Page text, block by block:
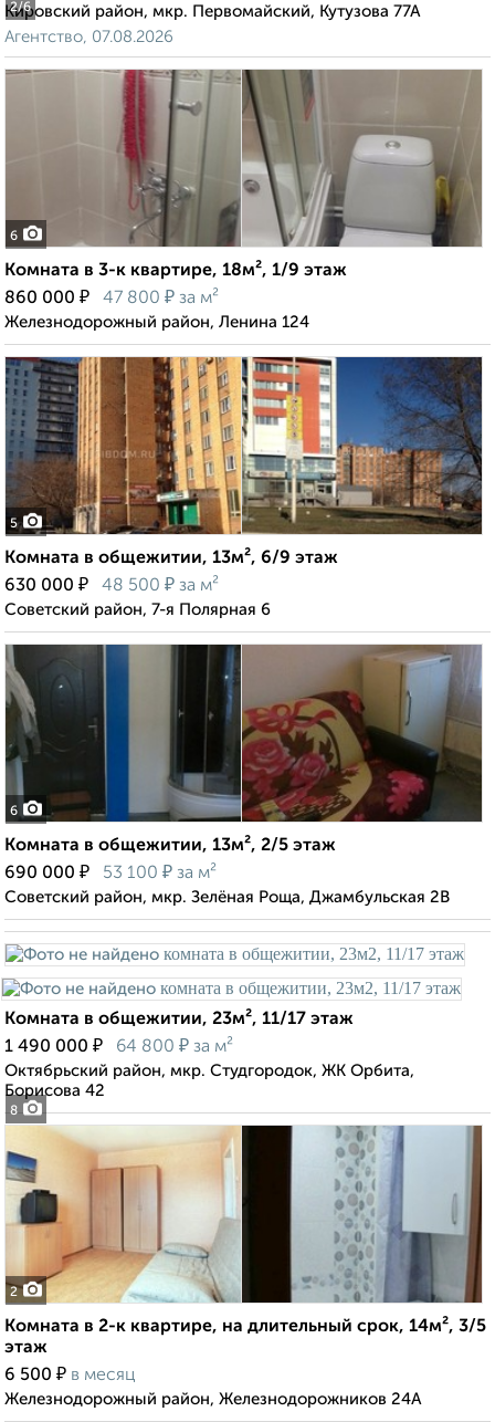
2/6
Кировский район, мкр. Первомайский, Кутузова 77А
Агентство, 07.08.2026
6
Комната в 3-к квартире, 18м², 1/9 этаж
860 000 ₽ 47 800 ₽ за м²
Железнодорожный район, Ленина 124
5
Комната в общежитии, 13м², 6/9 этаж
630 000 ₽ 48 500 ₽ за м²
Советский район, 7-я Полярная 6
6
Комната в общежитии, 13м², 2/5 этаж
690 000 ₽ 53 100 ₽ за м²
Советский район, мкр. Зелёная Роща, Джамбульская 2В
8
Комната в общежитии, 23м², 11/17 этаж
1 490 000 ₽ 64 800 ₽ за м²
Октябрьский район, мкр. Студгородок, ЖК Орбита,
Борисова 42
2
Комната в 2-к квартире, на длительный срок, 14м², 3/5
этаж
6 500 ₽ в месяц
Железнодорожный район, Железнодорожников 24А